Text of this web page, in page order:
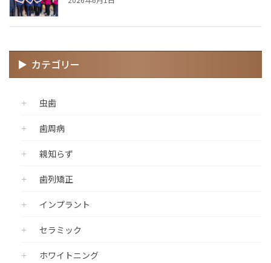
カテゴリー
虫歯
歯周病
親知らず
歯列矯正
インプラント
セラミック
ホワイトニング